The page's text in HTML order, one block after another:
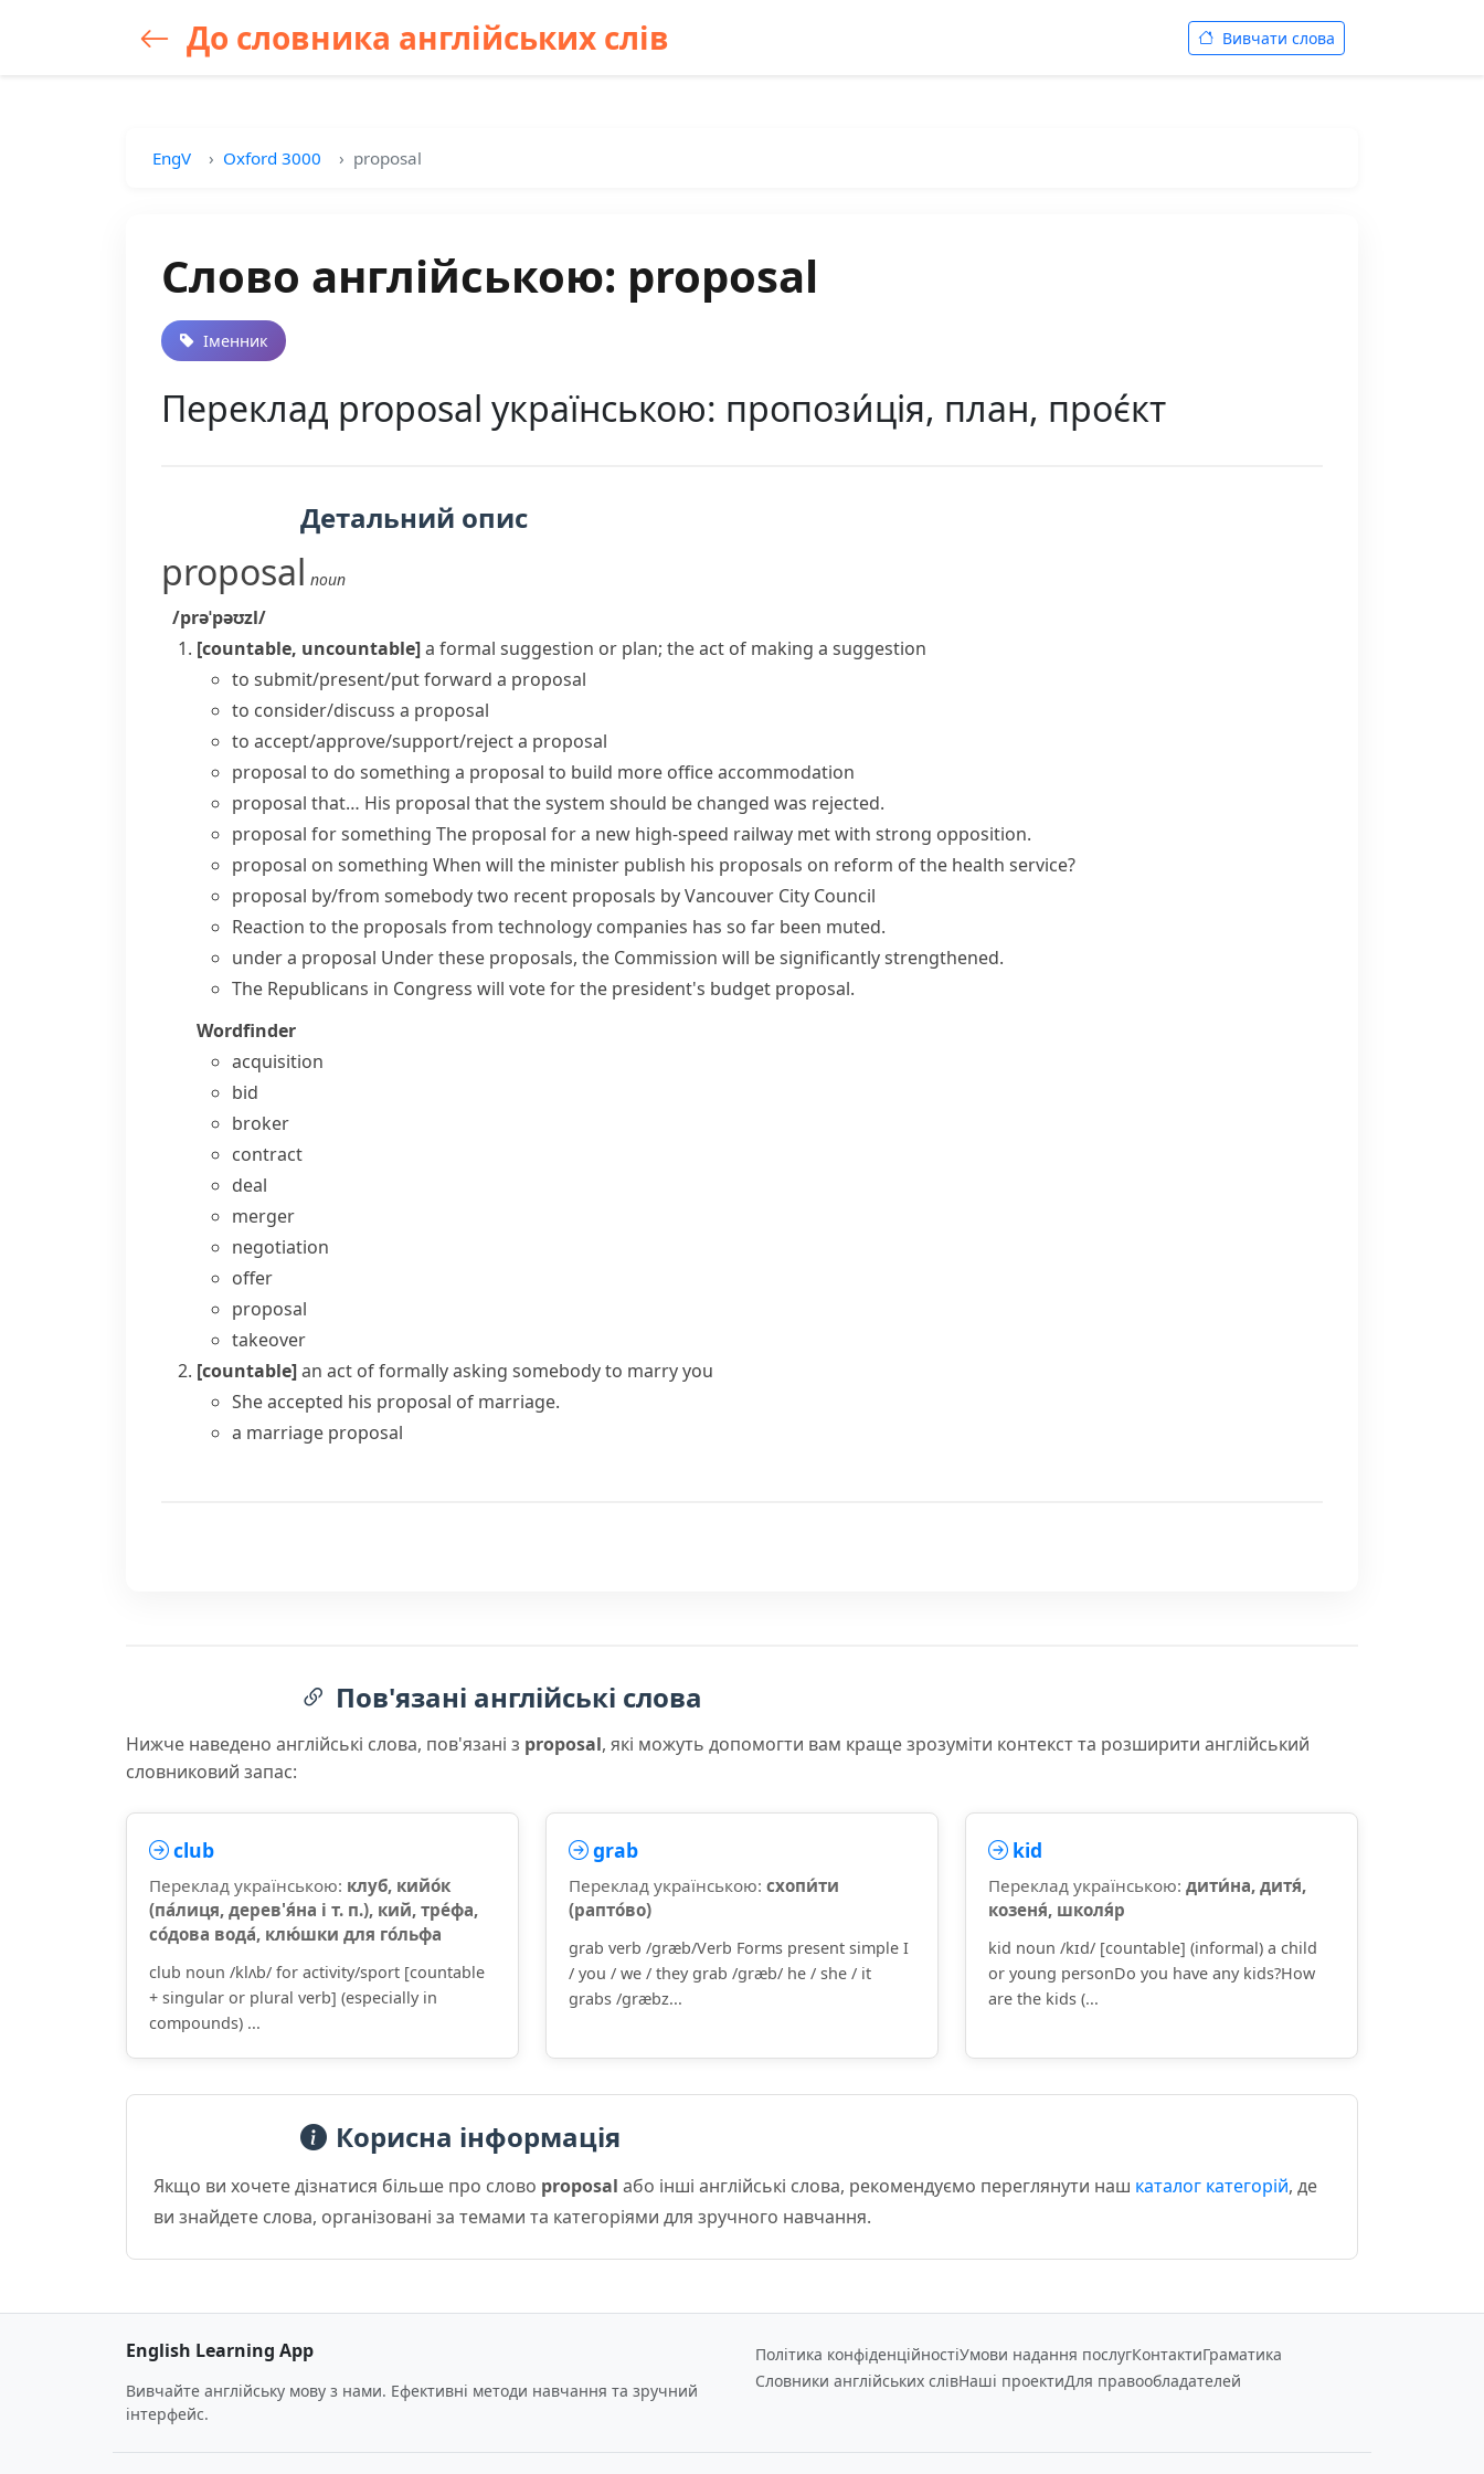
До словника англійських слів Вивчати слова
EngV Oxford 3000 proposal
Слово англійською: proposal
Іменник
Переклад proposal українською: пропози́ція, план, проє́кт
Детальний опис
proposal noun
/prəˈpəʊzl/
[countable, uncountable]a formal suggestion or plan; the act of making a suggestion
to submit/present/put forward a proposal
to consider/discuss a proposal
to accept/approve/support/reject a proposal
proposal to do something a proposal to build more office accommodation
proposal that… His proposal that the system should be changed was rejected.
proposal for something The proposal for a new high-speed railway met with strong opposition.
proposal on something When will the minister publish his proposals on reform of the health service?
proposal by/from somebodytwo recent proposals by Vancouver City Council
Reaction to the proposals from technology companies has so far been muted.
under a proposal Under these proposals, the Commission will be significantly strengthened.
The Republicans in Congress will vote for the president's budget proposal.
Wordfinder
acquisition
bid
broker
contract
deal
merger
negotiation
offer
proposal
takeover
[countable]an act of formally asking somebody to marry you
She accepted his proposal of marriage.
a marriage proposal
Пов'язані англійські слова
Нижче наведено англійські слова, пов'язані з proposal, які можуть допомогти вам краще зрозуміти контекст та розширити англійський
словниковий запас:
club
Переклад українською: клуб, кийо́к
(па́лиця, дерев'я́на і т. п.), кий, тре́фа,
со́дова вода́, клю́шки для го́льфа
club noun /klʌb/ for activity/sport [countable
+ singular or plural verb] (especially in
compounds) ...
grab
Переклад українською: схопи́ти
(рапто́во)
grab verb /ɡræb/Verb Forms present simple I
/ you / we / they grab /ɡræb/ he / she / it
grabs /ɡræbz...
kid
Переклад українською: дити́на, дитя́,
козеня́, школя́р
kid noun /kɪd/ [countable] (informal) a child
or young personDo you have any kids?How
are the kids (...
Корисна інформація
Якщо ви хочете дізнатися більше про слово proposal або інші англійські слова, рекомендуємо переглянути наш каталог категорій, де
ви знайдете слова, організовані за темами та категоріями для зручного навчання.
English Learning App
Вивчайте англійську мову з нами. Ефективні методи навчання та зручний
інтерфейс.
Політика конфіденційностіУмови надання послугКонтактиГраматика
Словники англійських слівНаші проектиДля правообладателей